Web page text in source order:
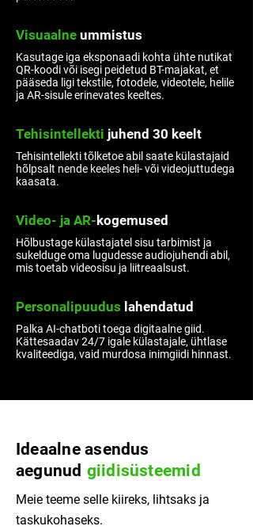
Visuaalne ummistus
Kasutage iga eksponaadi kohta ühte nutikat
QR-koodi või isegi peidetud BT-majakat, et
pääseda ligi tekstile, fotodele, videotele, helile
ja AR-sisule erinevates keeltes.
Tehisintellekti juhend 30 keelt
Tehisintellekti tõlketoe abil saate külastajaid
hõlpsalt nende keeles heli- või videojuttudega
kaasata.
Video- ja AR- kogemused
Hõlbustage külastajatel sisu tarbimist ja
sukelduge oma lugudesse audiojuhendi abil,
mis toetab videosisu ja liitreaalsust.
Personalipuudus lahendatud
Palka AI-chatboti toega digitaalne giid.
Kättesaadav 24/7 igale külastajale, ühtlase
kvaliteediga, vaid murdosa inimgiidi hinnast.
Ideaalne asendus
aegunud giidisüsteemid
Meie teeme selle kiireks, lihtsaks ja
taskukohaseks.